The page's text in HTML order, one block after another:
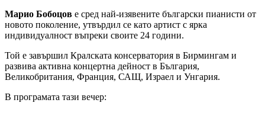
Марио Бобоцов е сред най-изявените български пианисти от
новото поколение, утвърдил се като артист с ярка
индивидуалност въпреки своите 24 години.
Той е завършил Кралската консерватория в Бирмингам и
развива активна концертна дейност в България,
Великобритания, Франция, САЩ, Израел и Унгария.
В програмата тази вечер: